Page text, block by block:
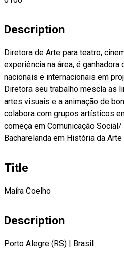
Description
Diretora de Arte para teatro,
experiência na área, é
nacionais e internacionais em
Diretora seu trabalho mescla as
artes visuais e a animação de
colabora com grupos artísticos
começa em Comunicação Social/
Bacharelanda em História da Arte
Title
Maíra Coelho
Description
Porto Alegre (RS) | Brasil